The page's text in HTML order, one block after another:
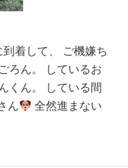
着して、 ご機嫌ち
ろん。 しているお
くん。 している間
ん
全然進まない